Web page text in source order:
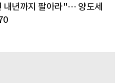
내년까지 팔아라"… 양도세